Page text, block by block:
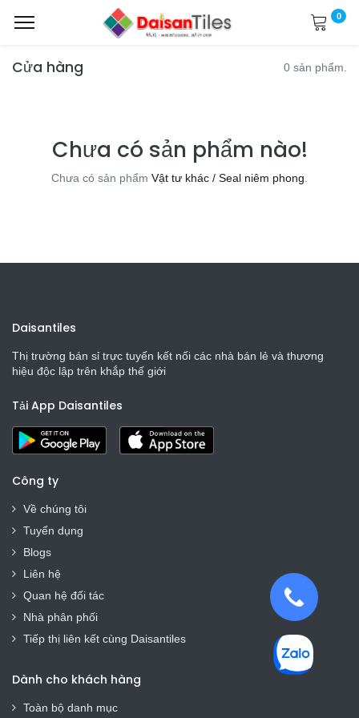
0
Cửa hàng 0 sản phẩm.
Chưa có sản phẩm nào!
Chưa có sản phẩm Vật tư khác / Seal niêm phong
Daisantiles
Thị trường bán sỉ trực tuyến kết nối các nhà bán lẻ và thương
hiệu độc lập trên khắp thế giới
Tải App Daisantiles
Công ty
Về chúng tôi
Tuyển dụng
Blogs
Liên hệ
Quan hệ đối tác
Nhà phân phối
Tiếp thị liên kết cùng Daisantiles
Dành cho khách hàng
Toàn bộ danh mục